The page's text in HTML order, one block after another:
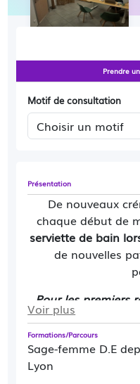
Présentation
De nouveaux
chaque début de
serviette de bain
de nouvelles
Pour les premiers
aucun créneaux
Privilégier
Voir plus
Formations/Parcours
Sage-femme D.E
Lyon
Prendre
Motif de consultation